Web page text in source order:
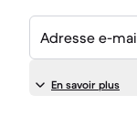
Adresse e-
En savoir plus